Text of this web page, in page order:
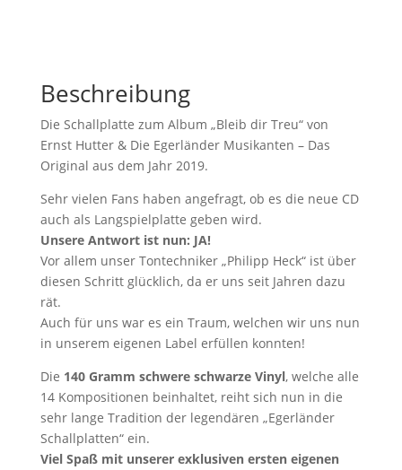
Beschreibung
Die Schallplatte zum Album „Bleib dir Treu“ von
Ernst Hutter & Die Egerländer Musikanten – Das
Original aus dem Jahr 2019.
Sehr vielen Fans haben angefragt, ob es die neue CD
auch als Langspielplatte geben wird.
Unsere Antwort ist nun: JA!
Vor allem unser Tontechniker „Philipp Heck“ ist über
diesen Schritt glücklich, da er uns seit Jahren dazu
rät.
Auch für uns war es ein Traum, welchen wir uns nun
in unserem eigenen Label erfüllen konnten!
Die 140 Gramm schwere schwarze Vinyl, welche alle
14 Kompositionen beinhaltet, reiht sich nun in die
sehr lange Tradition der legendären „Egerländer
Schallplatten“ ein.
Viel Spaß mit unserer exklusiven ersten eigenen